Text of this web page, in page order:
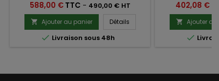
bois de 16 à 26 mm.Il utilise des clous
type L de 38, 45 ou 50mm
Prix
588,00 € TTC - 490,00 € HT
 Ajouter au panier Détails
 Livraison sous 48h
bois sur
d'épaisseur
Prix
402,08 €
 Ajouter au
